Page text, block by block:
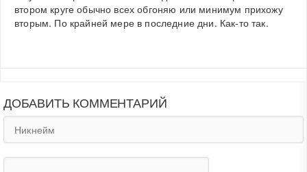
втором круге обычно всех обгоняю или минимум прихожу
вторым. По крайней мере в последние дни. Как-то так.
ДОБАВИТЬ КОММЕНТАРИЙ